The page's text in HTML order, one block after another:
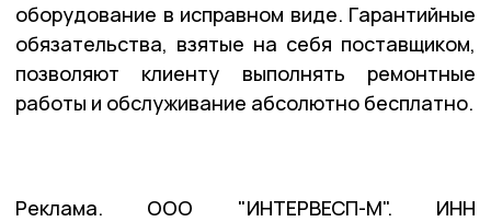
оборудование в исправном виде. Гарантийные
обязательства, взятые на себя поставщиком,
позволяют клиенту выполнять ремонтные
работы и обслуживание абсолютно бесплатно.
Реклама. ООО "ИНТЕРВЕСП-М". ИНН